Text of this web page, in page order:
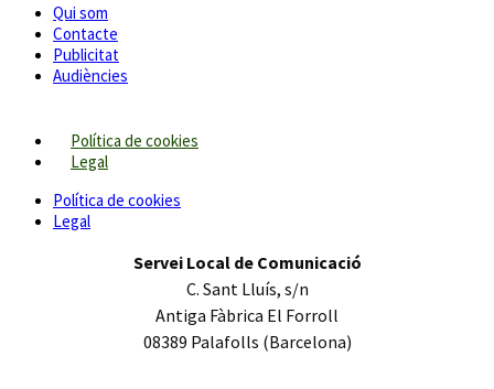
Qui som
Contacte
Publicitat
Audiències
Política de cookies
Legal
Política de cookies
Legal
Servei Local de Comunicació
C. Sant Lluís, s/n
Antiga Fàbrica El Forroll
08389 Palafolls (Barcelona)